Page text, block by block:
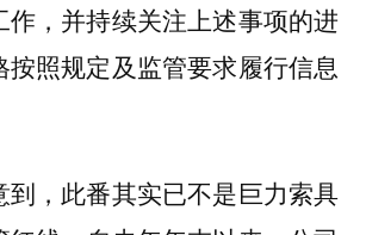
作，并持续关注上述事项的进
按照规定及监管要求履行信息
到，此番其实已不是巨力索具